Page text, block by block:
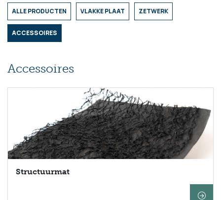
ALLE PRODUCTEN VLAKKE PLAAT ZETWERK
ACCESSOIRES
Accessoires
Structuurmat